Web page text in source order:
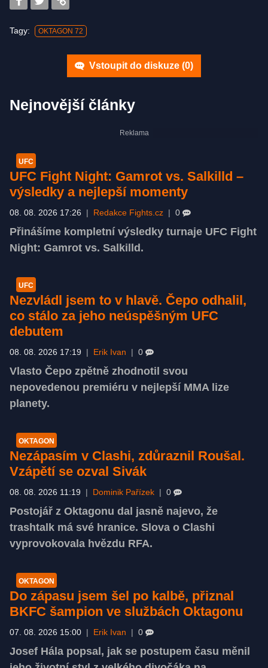
Tagy: OKTAGON 72
Vstoupit do diskuze (0)
Nejnovější články
UFC
UFC Fight Night: Gamrot vs. Salkilld –
výsledky a nejlepší momenty
08. 08. 2026 17:26 Redakce Fights.cz 0
Přinášíme kompletní výsledky turnaje UFC Fight
Night: Gamrot vs. Salkilld.
UFC
Nezvládl jsem to v hlavě. Čepo odhalil,
co stálo za jeho neúspěšným UFC
debutem
08. 08. 2026 17:19 Erik Ivan 0
Vlasto Čepo zpětně zhodnotil svou
nepovedenou premiéru v nejlepší MMA lize
planety.
OKTAGON
Nezápasím v Clashi, zdůraznil Roušal.
Vzápětí se ozval Sivák
08. 08. 2026 11:19 Dominik Pařízek 0
Postojář z Oktagonu dal jasně najevo, že
trashtalk má své hranice. Slova o Clashi
vyprovokovala hvězdu RFA.
OKTAGON
Do zápasu jsem šel po kalbě, přiznal
BKFC šampion ve službách Oktagonu
07. 08. 2026 15:00 Erik Ivan 0
Josef Hála popsal, jak se postupem času měnil